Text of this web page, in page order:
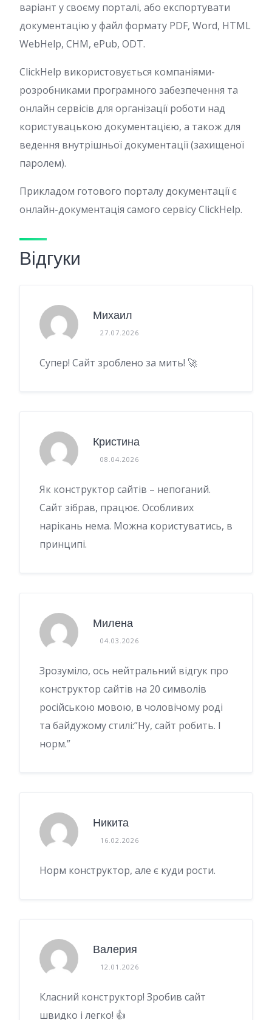
варіант у своєму порталі, або експортувати
документацію у файл формату PDF, Word, HTML
WebHelp, CHM, ePub, ODT.
ClickHelp використовується компаніями-
розробниками програмного забезпечення та
онлайн сервісів для організації роботи над
користувацькою документацією, а також для
ведення внутрішньої документації (захищеної
паролем).
Прикладом готового порталу документації є
онлайн-документація самого сервісу ClickHelp.
Відгуки
Михаил
27.07.2026
Супер! Сайт зроблено за мить! 🚀
Кристина
08.04.2026
Як конструктор сайтів – непоганий.
Сайт зібрав, працює. Особливих
нарікань нема. Можна користуватись, в
принципі.
Милена
04.03.2026
Зрозуміло, ось нейтральний відгук про
конструктор сайтів на 20 символів
російською мовою, в чоловічому роді
та байдужому стилі:”Ну, сайт робить. І
норм.”
Никита
16.02.2026
Норм конструктор, але є куди рости.
Валерия
12.01.2026
Класний конструктор! Зробив сайт
швидко і легко! 👍